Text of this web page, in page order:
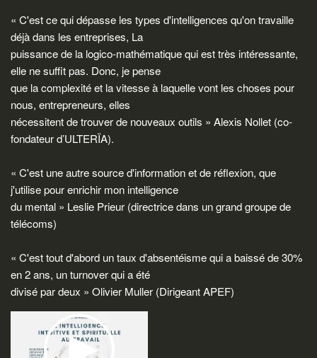
« C'est ce qui dépasse les types d'intelligences qu'on travaille
déjà dans les entreprises, La
puissance de la logico-mathématique qui est très intéressante,
elle ne suffit pas. Donc, je pense
que la complexité et la vitesse à laquelle vont les choses pour
nous, entrepreneurs, elles
nécessitent de trouver de nouveaux outils » Alexis Nollet (co-
fondateur d’ULTERÏA).
« C'est une autre source d'information et de réflexion, que
j'utilise pour enrichir mon intelligence
du mental » Leslie Prieur (directrice dans un grand groupe de
télécoms)
« C'est tout d'abord un taux d'absentéisme qui a baissé de 30%
en 2 ans, un turnover qui a été
divisé par deux » Olivier Muller (Dirigeant APEF)